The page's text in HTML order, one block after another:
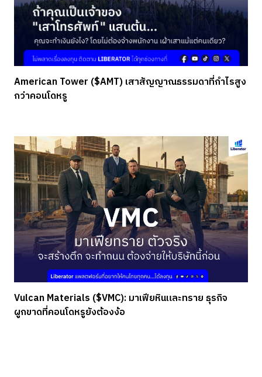
American Tower ($AMT) เสาสัญญาณธรรมดาที่กำไรสูง
กว่าคอนโดหรู
Vulcan Materials ($VMC): มาเฟียหินและทราย ธุรกิจ
ผูกขาดที่คอนโดหรูยังต้องง้อ